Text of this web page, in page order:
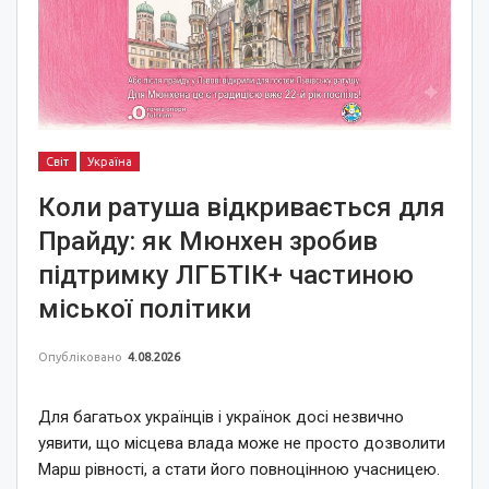
Світ Україна
Коли ратуша відкривається для
Прайду: як Мюнхен зробив
підтримку ЛГБТІК+ частиною
міської політики
Опубліковано 4.08.2026
Для багатьох українців і українок досі незвично
уявити, що місцева влада може не просто дозволити
Марш рівності, а стати його повноцінною учасницею.